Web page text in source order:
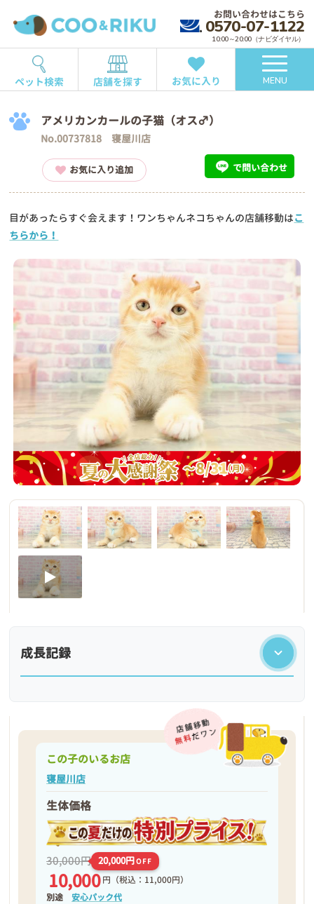
お問い合わせはこちら
0570-07-1122
10:00～20:00（ナビダイヤル）
ペット検索 店舗を探す お気に入り MENU
アメリカンカールの子猫（オス♂）
No.00737818 寝屋川店
お気に入り追加 で問い合わせ
目があったらすぐ会えます！ワンちゃんネコちゃんの店舗移動はこ
ちらから！
成長記録
この子のいるお店
寝屋川店
生体価格
30,000円 20,000円OFF
10,000 円 （税込：11,000円）
別途安心パック代